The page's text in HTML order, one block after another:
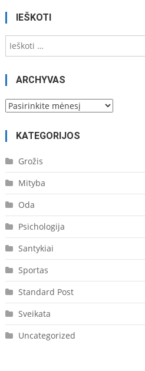
IEŠKOTI
ARCHYVAS
Archyvas
KATEGORIJOS
Grožis
Mityba
Oda
Psichologija
Santykiai
Sportas
Standard Post
Sveikata
Uncategorized